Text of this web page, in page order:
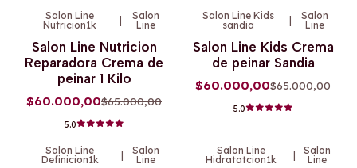
-8%OFF
Salon Line
Nutricion1k
Salon
Line
Salon Line Nutricion
Reparadora Crema de
peinar 1 Kilo
$60.000,00$65.000,00
5.0
OFF
Salon Line Kids
sandia
Salon
Line
Salon Line Kids Crema
de peinar Sandia
$60.000,00$65.000,00
5.0
-8%OFF
Salon Line
Definicion1k
|
Salon
Line
-8%OFF
Salon Line
Hidratatcion1k
|
Salon
Line